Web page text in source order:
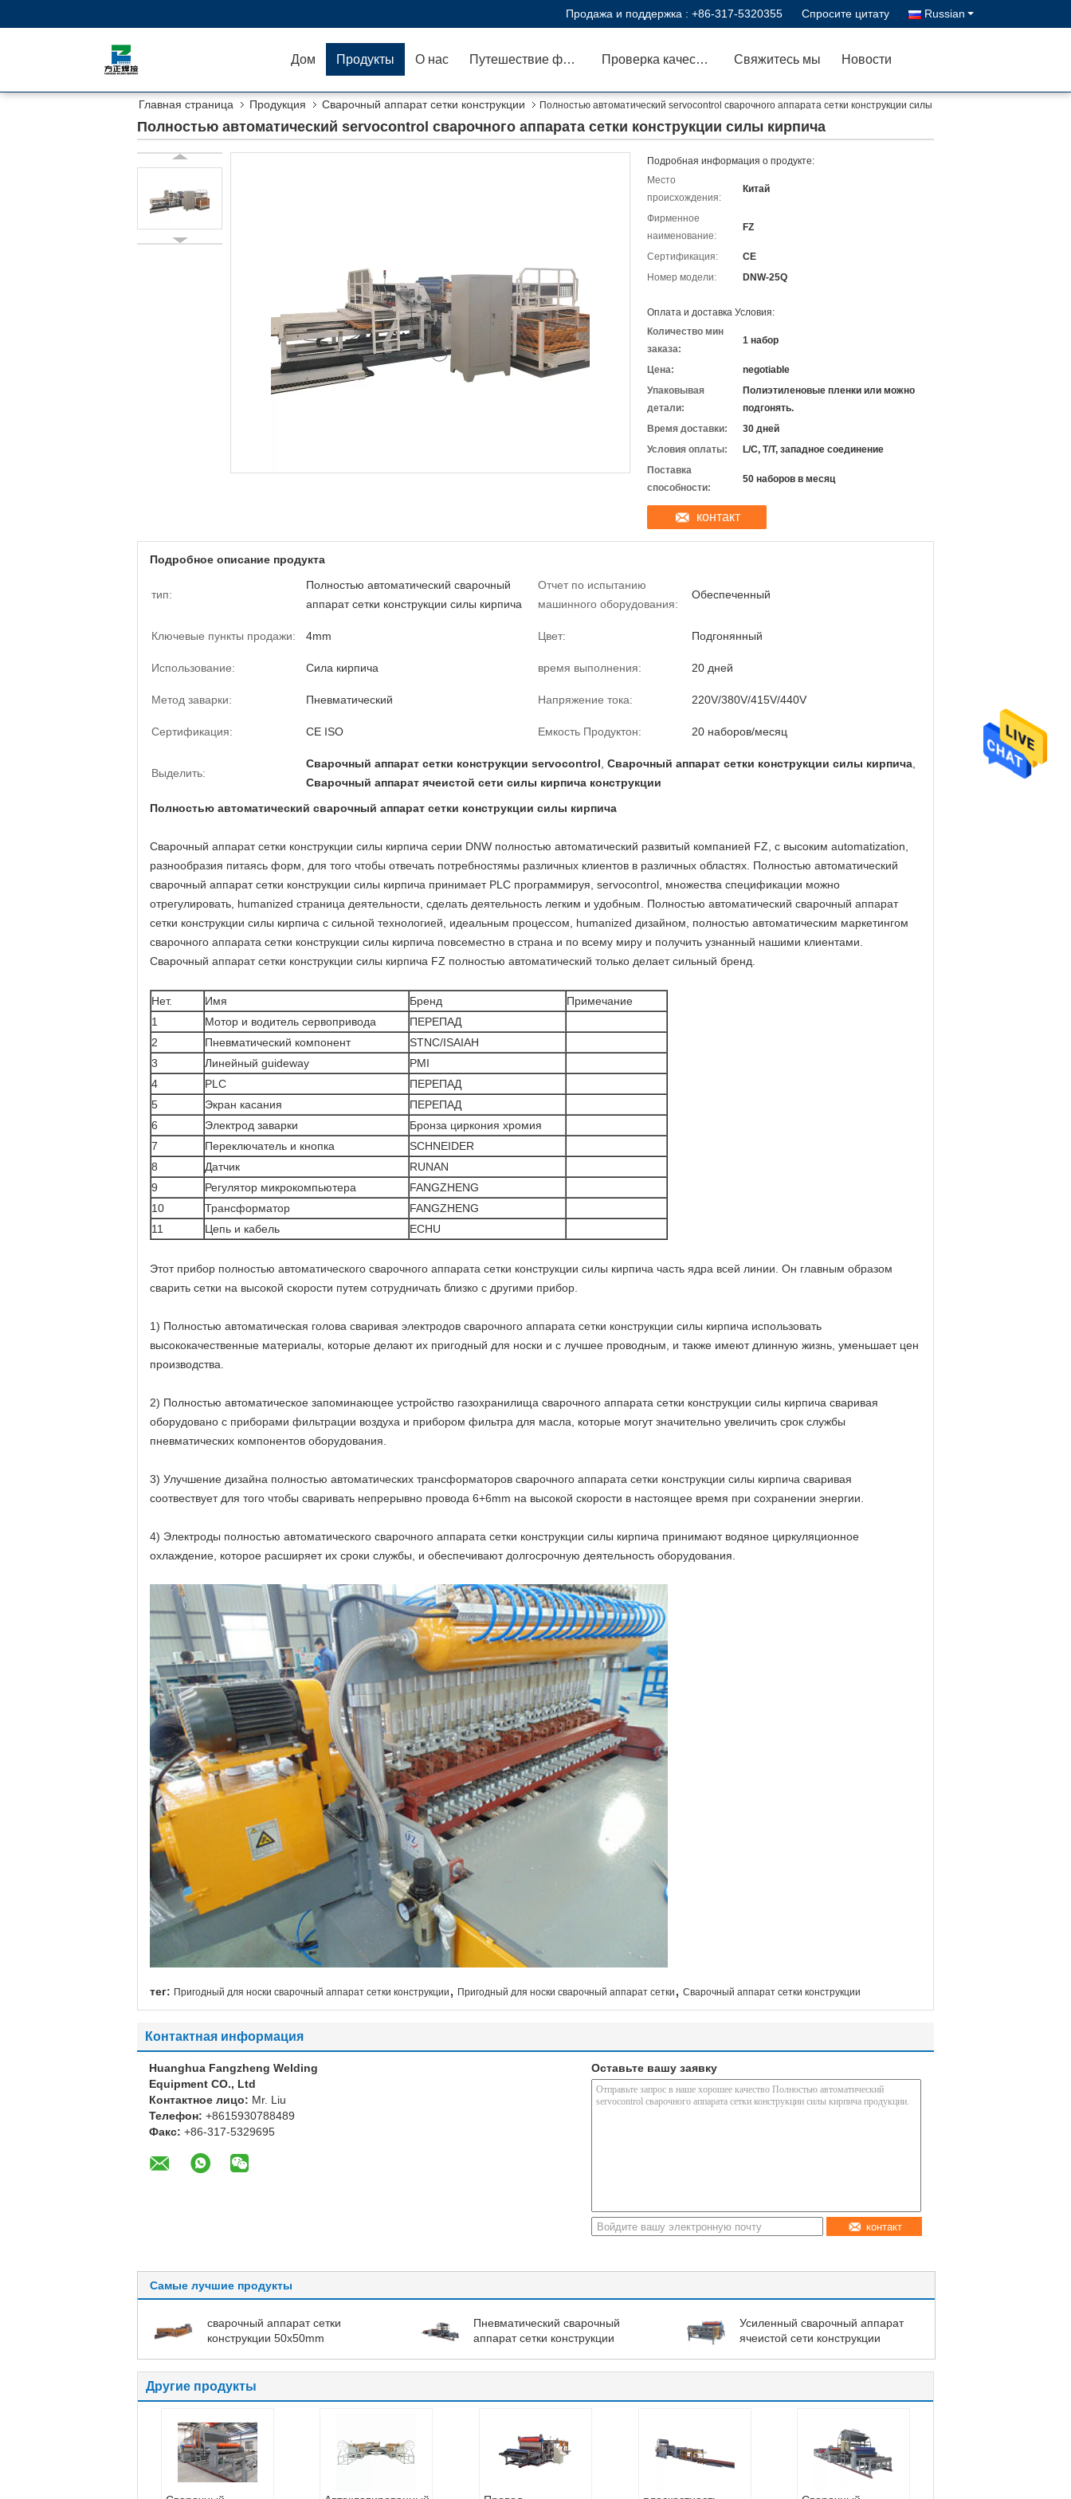
Продажа и поддержка : +86-317-5320355 Спросите цитату Russian
Дом Продукты О нас Путешествие фабрики Проверка качества Свяжитесь мы Новости
Главная страница Продукция Сварочный аппарат сетки конструкции
Полностью автоматический servocontrol сварочного аппарата сетки конструкции силы
кирпича
Полностью автоматический servocontrol сварочного аппарата сетки конструкции силы кирпича
Подробная информация о продукте:
Место
происхождения:
Китай
Фирменное
наименование:
FZ
Сертификация:
CE
Номер модели:
DNW-25Q
Оплата и доставка Условия:
Количество мин
заказа:
1 набор
Цена:
negotiable
Упаковывая
детали:
Полиэтиленовые пленки или можно
подгонять.
Время доставки:
30 дней
Условия оплаты:
L/C, T/T, западное соединение
Поставка
способности:
50 наборов в месяц
контакт
Подробное описание продукта
тип:
Полностью автоматический сварочный
аппарат сетки конструкции силы кирпича
Отчет по испытанию
машинного оборудования:
Обеспеченный
Ключевые пункты продажи: 4mm Цвет: Подгонянный
Использование: Сила кирпича время выполнения: 20 дней
Метод заварки: Пневматический Напряжение тока: 220V/380V/415V/440V
Сертификация: CE ISO Емкость Продуктон: 20 наборов/месяц
Выделить:
Сварочный аппарат сетки конструкции servocontrol Сварочный аппарат сетки конструкции силы кирпича
Сварочный аппарат ячеистой сети силы кирпича конструкции
Полностью автоматический сварочный аппарат сетки конструкции силы кирпича
Сварочный аппарат сетки конструкции силы кирпича серии DNW полностью автоматический развитый компанией FZ, с высоким automatization,
разнообразия питаясь форм, для того чтобы отвечать потребностямы различных клиентов в различных областях. Полностью автоматический
сварочный аппарат сетки конструкции силы кирпича принимает PLC программируя, servocontrol, множества спецификации можно
отрегулировать, humanized страница деятельности, сделать деятельность легким и удобным. Полностью автоматический сварочный аппарат
сетки конструкции силы кирпича с сильной технологией, идеальным процессом, humanized дизайном, полностью автоматическим маркетингом
сварочного аппарата сетки конструкции силы кирпича повсеместно в страна и по всему миру и получить узнанный нашими клиентами.
Сварочный аппарат сетки конструкции силы кирпича FZ полностью автоматический только делает сильный бренд.
Нет. Имя Бренд
Примечание
1
Мотор и водитель сервопривода
ПЕРЕПАД
2
Пневматический компонент
STNC/ISAIAH
3
Линейный guideway
PMI
4
PLC
ПЕРЕПАД
5
Экран касания
ПЕРЕПАД
6
Электрод заварки
Бронза циркония хромия
7
Переключатель и кнопка
SCHNEIDER
8
Датчик
RUNAN
9
Регулятор микрокомпьютера
FANGZHENG
10
Трансформатор
FANGZHENG
11
Цепь и кабель ECHU
Этот прибор полностью автоматического сварочного аппарата сетки конструкции силы кирпича часть ядра всей линии. Он главным образом
сварить сетки на высокой скорости путем сотрудничать близко с другими прибор.
1) Полностью автоматическая голова сваривая электродов сварочного аппарата сетки конструкции силы кирпича использовать
высококачественные материалы, которые делают их пригодный для носки и с лучшее проводным, и также имеют длинную жизнь, уменьшает цен
производства.
2) Полностью автоматическое запоминающее устройство газохранилища сварочного аппарата сетки конструкции силы кирпича сваривая
оборудовано с приборами фильтрации воздуха и прибором фильтра для масла, которые могут значительно увеличить срок службы
пневматических компонентов оборудования.
3) Улучшение дизайна полностью автоматических трансформаторов сварочного аппарата сетки конструкции силы кирпича сваривая
соотвествует для того чтобы сваривать непрерывно провода 6+6mm на высокой скорости в настоящее время при сохранении энергии.
4) Электроды полностью автоматического сварочного аппарата сетки конструкции силы кирпича принимают водяное циркуляционное
охлаждение, которое расширяет их сроки службы, и обеспечивают долгосрочную деятельность оборудования.
тег: Пригодный для носки сварочный аппарат сетки конструкции , Пригодный для носки сварочный аппарат сетки , Сварочный аппарат сетки конструкции
Контактная информация
Huanghua Fangzheng Welding
Equipment CO., Ltd
Контактное лицо: Mr. Liu
Телефон: +8615930788489
Факс: +86-317-5329695
Оставьте вашу заявку
контакт
Самые лучшие продукты
сварочный аппарат сетки
конструкции 50x50mm
Пневматический сварочный
аппарат сетки конструкции
Усиленный сварочный аппарат
ячеистой сети конструкции
Другие продукты